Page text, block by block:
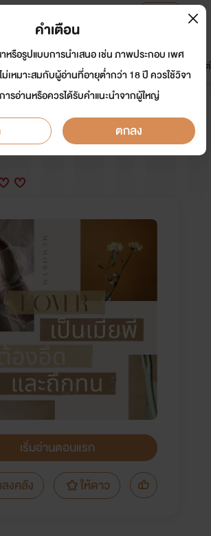
อีบุ๊ก การ์ตูน
มาใหม่
ดรีมแชท ธัญลิสต์
นเมียพี่ต้องอึดและถึกทน
/ หลิงจิ่ว (09)
เริ่มอ่านตอนแรก
งคลัง
ให้ดาว
คำเตือน
หรือรูปแบบการนำเสนอ เช่น ภาพประกอบ เพศ
เหมาะสมกับผู้อ่านที่อายุต่ำกว่า 18 ปี ควรใช้วิจา
รอ่านหรือควรได้รับคำแนะนำจากผู้ใหญ่
ตกลง